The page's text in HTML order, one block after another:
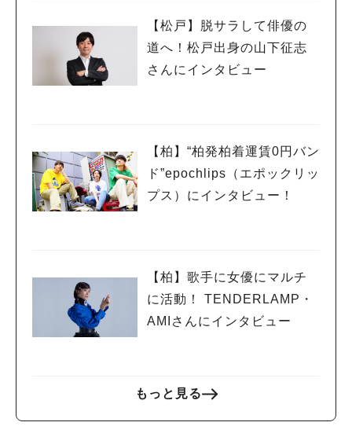
【松戸】脱サラして俳優の
道へ！松戸出身の山下征志
さんにインタビュー
【柏】“柏発柏着運賃0円バン
ド”epochlips（エポックリッ
プス）にインタビュー！
【柏】歌手に女優にマルチ
に活動！ TENDERLAMP・
AMIさんにインタビュー
もっと見る